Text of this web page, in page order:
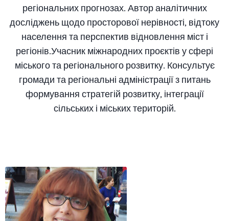
регіональних прогнозах. Автор аналітичних
досліджень щодо просторової нерівності, відтоку
населення та перспектив відновлення міст і
регіонів.Учасник міжнародних проєктів у сфері
міського та регіонального розвитку. Консультує
громади та регіональні адміністрації з питань
формування стратегій розвитку, інтеграції
сільських і міських територій.